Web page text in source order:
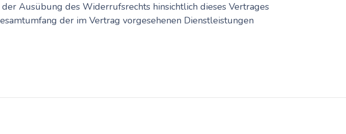
Ausübung des Widerrufsrechts hinsichtlich dieses Vertrages
der im Vertrag vorgesehenen Dienstleistungen